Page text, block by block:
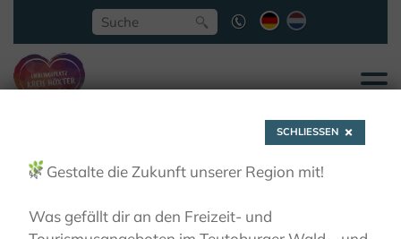
SCHLIESSEN
🌿 Gestalte die Zukunft unserer Region mit!
Was gefällt dir an den Freizeit- und